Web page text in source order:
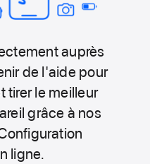
auprès
de l'aide pour
tirer le meilleur
grâce à nos
ligne.